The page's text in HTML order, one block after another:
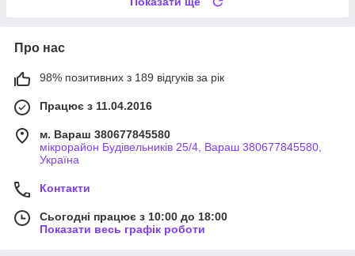
Про нас
98% позитивних з 189 відгуків за рік
Працює з 11.04.2016
м. Вараш 380677845580
мікрорайон Будівельників 25/4, Вараш 380677845580,
Україна
Контакти
Сьогодні працює з 10:00 до 18:00
Показати весь графік роботи